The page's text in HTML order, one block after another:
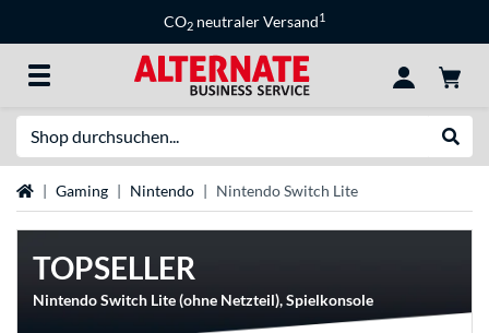
CO2 neutraler Versand1
StartseiteGaming Nintendo Nintendo Switch Lite
TOPSELLER
Nintendo Switch Lite (ohne Netzteil), Spielkonsole